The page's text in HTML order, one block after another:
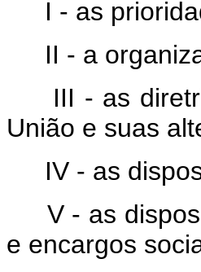
I - as
II - a
III - as
União e suas
IV - as
V - as
e encargos